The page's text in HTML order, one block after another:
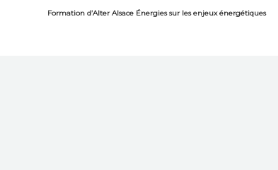
Formation d’Alter Alsace Énergies sur les enjeux énergétiques